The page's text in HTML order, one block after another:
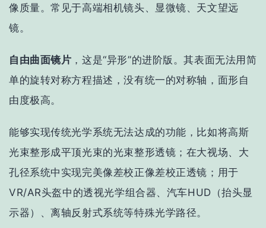
像质量。常见于高端相机镜头、显微镜、天文望远
镜。
自由曲面镜片 ，这是“异形”的进阶版。其表面无法用简
单的旋转对称方程描述，没有统一的对称轴，面形自
由度极高。
能够实现传统光学系统无法达成的功能， 比如将高斯
光束整形成平顶光束的光束整形透镜；在大视场、大
孔径系统中实现完美像差校正像差校正透镜；用于
VR/AR头盔中的透视光学组合器、汽车HUD（抬头显
示器）、离轴反射式系统等特殊光学路径。